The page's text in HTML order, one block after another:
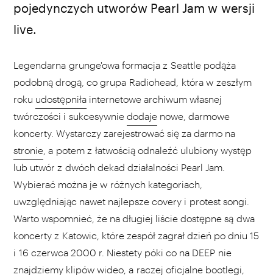
pojedynczych utworów Pearl Jam w wersji
live.
Legendarna grunge'owa formacja z Seattle podąża
podobną drogą, co grupa Radiohead, która w zeszłym
roku udostępniła internetowe archiwum własnej
twórczości i sukcesywnie dodaje nowe, darmowe
koncerty. Wystarczy zarejestrować się za darmo na
stronie , a potem z łatwością odnaleźć ulubiony występ
lub utwór z dwóch dekad działalności Pearl Jam.
Wybierać można je w różnych kategoriach,
uwzględniając nawet najlepsze covery i protest songi.
Warto wspomnieć, że na długiej liście dostępne są dwa
koncerty z Katowic, które zespół zagrał dzień po dniu 15
i 16 czerwca 2000 r. Niestety póki co na DEEP nie
znajdziemy klipów wideo, a raczej oficjalne bootlegi,